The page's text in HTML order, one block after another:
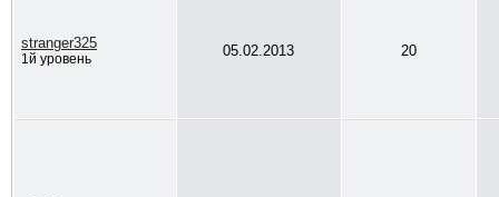
stranger325
1й уровень 05.02.2013 20